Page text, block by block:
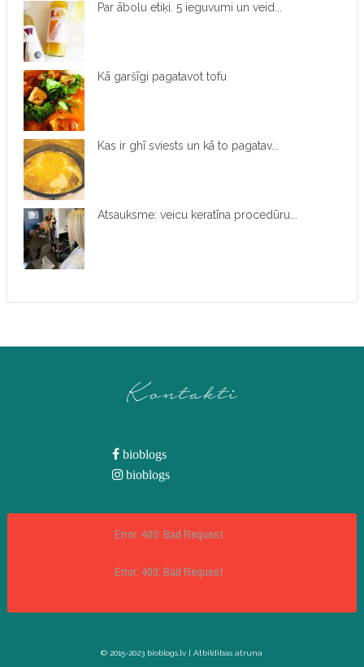
Par ābolu etiķi. 5 ieguvumi un veid...
Kā garšīgi pagatavot tofu
Kas ir ghī sviests un kā to pagatav...
Atsauksme: veicu keratīna procedūru...
Kontakti
bioblogs
bioblogs
Error: 400: Bad Request
Error: 400: Bad Request
© 2015-2023 bioblogs.lv |Atbildības atruna